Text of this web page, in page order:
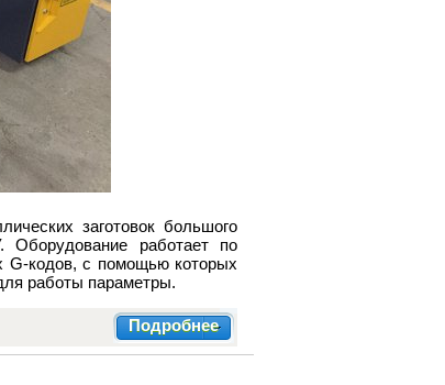
заготовок большого
Оборудование работает по
кодов, с помощью которых
работы параметры.
Подробнее